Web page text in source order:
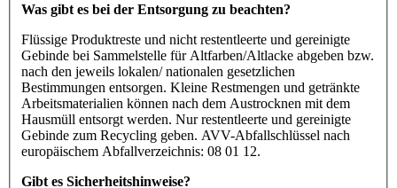
Was gibt es bei der Entsorgung zu beachten?
Flüssige Produktreste und nicht restentleerte und gereinigte
Gebinde bei Sammelstelle für Altfarben/Altlacke abgeben bzw.
nach den jeweils lokalen/ nationalen gesetzlichen
Bestimmungen entsorgen. Kleine Restmengen und getränkte
Arbeitsmaterialien können nach dem Austrocknen mit dem
Hausmüll entsorgt werden. Nur restentleerte und gereinigte
Gebinde zum Recycling geben. AVV-Abfallschlüssel nach
europäischem Abfallverzeichnis: 08 01 12.
Gibt es Sicherheitshinweise?